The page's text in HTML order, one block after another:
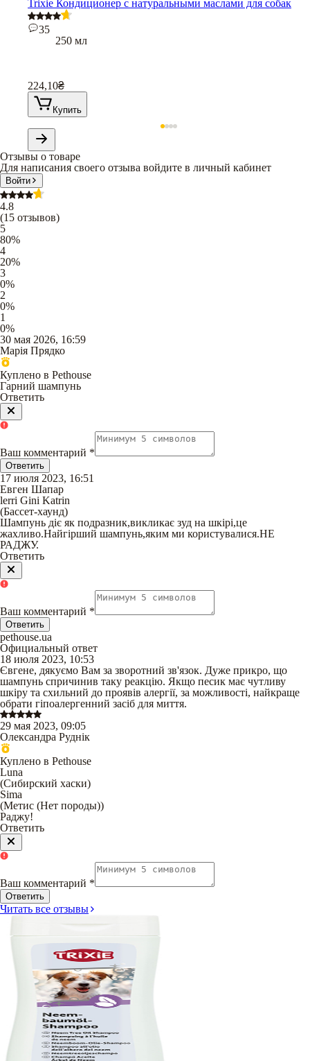
Trixie Кондиционер с натуральными маслами для собак
35
250 мл
224,10₴
Купить
Отзывы о товаре
Для написания своего отзыва войдите в личный кабинет
Войти
4.8
(15 отзывов)
5
80%
4
20%
3
0%
2
0%
1
0%
30 мая 2026, 16:59
Марія Прядко
Куплено в Pethouse
Гарний шампунь
Ответить
Ваш комментарий *
Ответить
17 июля 2023, 16:51
Евген Шапар
lerri Gini Katrin
(Бассет-хаунд)
Шампунь діє як подразник,викликає зуд на шкірі,це
жахливо.Найгірший шампунь,яким ми користувалися.НЕ
РАДЖУ.
Ответить
Ваш комментарий *
Ответить
pethouse.ua
Официальный ответ
18 июля 2023, 10:53
Євгене, дякуємо Вам за зворотний зв'язок. Дуже прикро, що
шампунь спричинив таку реакцію. Якщо песик має чутливу
шкіру та схильний до проявів алергії, за можливості, найкраще
обрати гіпоалергенний засіб для миття.
29 мая 2023, 09:05
Олександра Руднік
Куплено в Pethouse
Luna
(Сибирский хаски)
Sima
(Метис (Нет породы))
Раджу!
Ответить
Ваш комментарий *
Ответить
Читать все отзывы